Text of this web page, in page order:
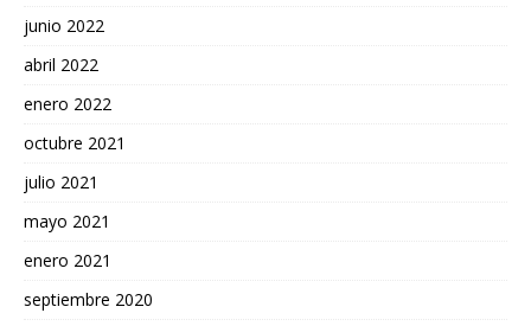
junio 2022
abril 2022
enero 2022
octubre 2021
julio 2021
mayo 2021
enero 2021
septiembre 2020